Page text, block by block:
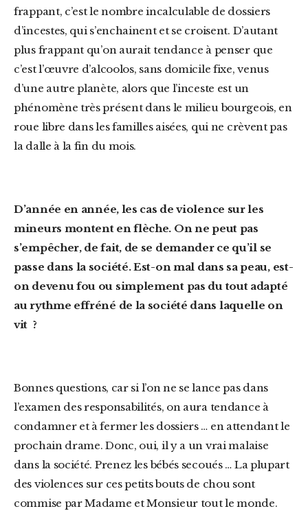
frappant, c’est le nombre incalculable de dossiers
d’incestes, qui s’enchainent et se croisent. D’autant
plus frappant qu’on aurait tendance à penser que
c’est l’œuvre d’alcoolos, sans domicile fixe, venus
d’une autre planète, alors que l’inceste est un
phénomène très présent dans le milieu bourgeois, en
roue libre dans les familles aisées, qui ne crèvent pas
la dalle à la fin du mois.
D’année en année, les cas de violence sur les
mineurs montent en flèche. On ne peut pas
s’empêcher, de fait, de se demander ce qu’il se
passe dans la société. Est-onmal dans sa peau, est-
on devenu fou ou simplement pas du tout adapté
au rythme effréné de la société dans laquelle on
vit ?
Bonnes questions, car si l’on ne se lance pas dans
l’examen des responsabilités, on aura tendance à
condamner et à fermer les dossiers … en attendant le
prochain drame. Donc, oui, il y a un vrai malaise
dans la société. Prenez les bébés secoués … La plupart
des violences sur ces petits bouts de chou sont
commise par Madame et Monsieur tout le monde.